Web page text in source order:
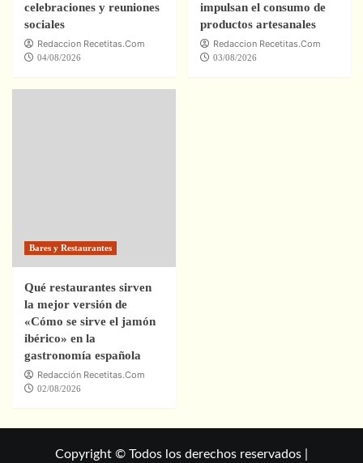
celebraciones y reuniones
sociales
Redaccion Recetitas.Com
04/08/2026
impulsan el consumo de
productos artesanales
Redaccion Recetitas.Com
03/08/2026
Bares y Restaurantes
Qué restaurantes sirven
la mejor versión de
«Cómo se sirve el jamón
ibérico» en la
gastronomía española
Redacción Recetitas.Com
02/08/2026
Copyright © Todos los derechos reservados |